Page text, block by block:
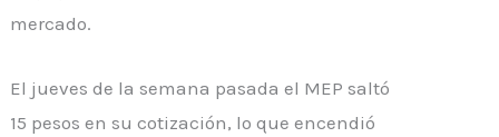
mercado.
El jueves de la semana pasada el MEP saltó
15 pesos en su cotización, lo que encendió